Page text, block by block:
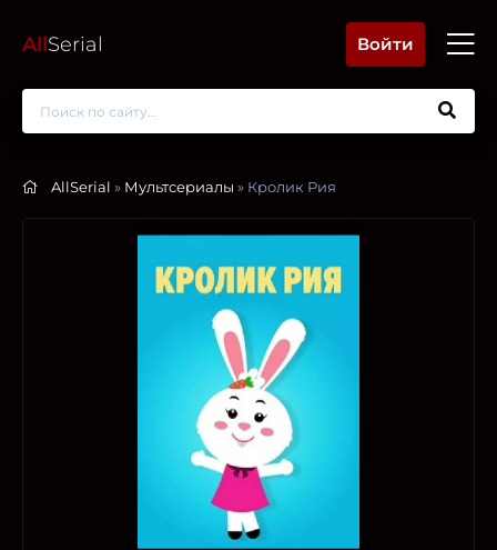
AllSerial Войти
AllSerial » Мультсериалы » Кролик Рия